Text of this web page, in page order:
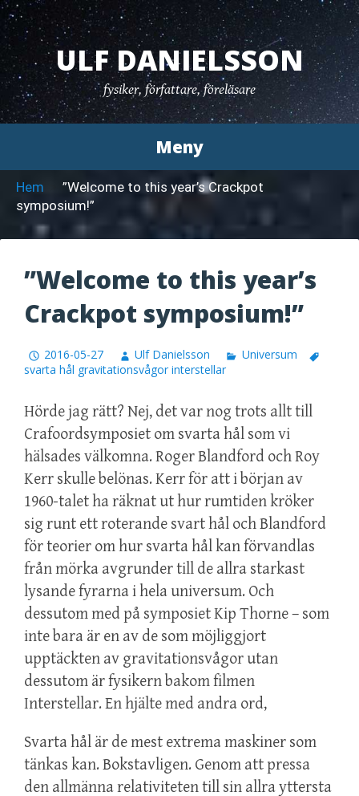
Hoppa
till
innehåll ULF DANIELSSON
fysiker, författare, föreläsare
Meny
Hem
”Welcome to this year’s Crackpot
symposium!”
”Welcome to this year’s
Crackpot symposium!”
2016-05-27 Ulf Danielsson
Universum
svarta hål gravitationsvågor interstellar
Hörde jag rätt? Nej, det var nog trots allt till
Crafoordsymposiet om svarta hål som vi
hälsades välkomna. Roger Blandford och Roy
Kerr skulle belönas. Kerr för att i början av
1960-talet ha räknat ut hur rumtiden kröker
sig runt ett roterande svart hål och Blandford
för teorier om hur svarta hål kan förvandlas
från mörka avgrunder till de allra starkast
lysande fyrarna i hela universum. Och
dessutom med på symposiet Kip Thorne – som
inte bara är en av de som möjliggjort
upptäckten av gravitationsvågor utan
dessutom är fysikern bakom filmen
Interstellar. En hjälte med andra ord,
Svarta hål är de mest extrema maskiner som
tänkas kan. Bokstavligen. Genom att pressa
den allmänna relativiteten till sin allra yttersta